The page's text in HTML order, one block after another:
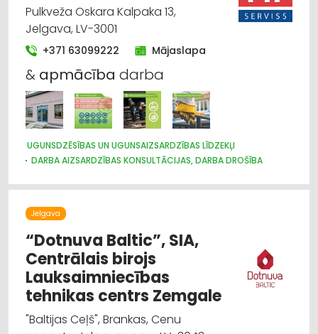
Pulkveža Oskara Kalpaka 13,
Jelgava, LV-3001
+371 63099222 Mājaslapa
& apmācība darba
UGUNSDZĒSĪBAS UN UGUNSAIZSARDZĪBAS LĪDZEKĻI
DARBA AIZSARDZĪBAS KONSULTĀCIJAS, DARBA DROŠĪBA
Jelgava
“Dotnuva Baltic”, SIA,
Centrālais birojs
Lauksaimniecības
tehnikas centrs Zemgale
"Baltijas Ceļš", Brankas, Cenu